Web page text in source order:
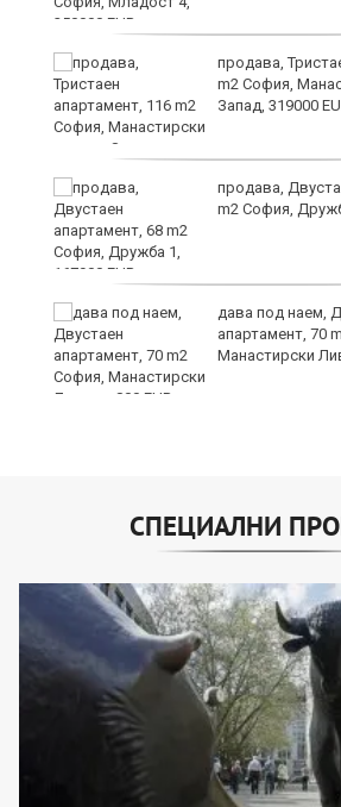
продава,
m2 София,
Запад, 319000
продава,
m2 София,
дава под наем,
апартамент, 70
Манастирски
СПЕЦИАЛНИ